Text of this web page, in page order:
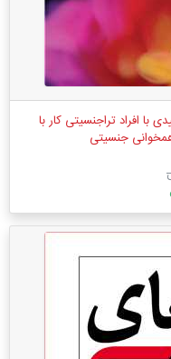
با افراد تراجنسیتی کار با
جنسیتی